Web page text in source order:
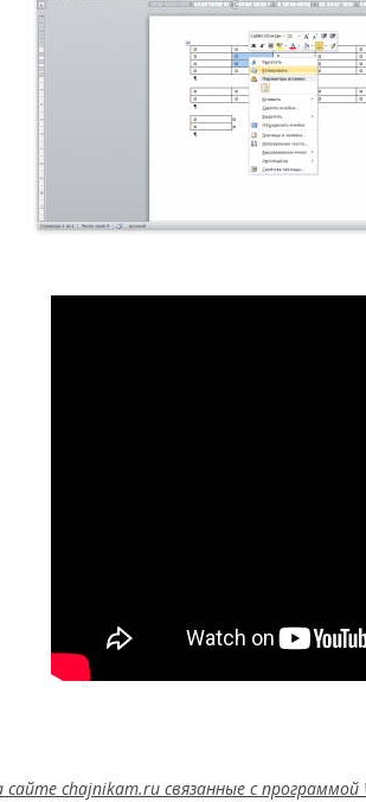
chajnikam.ru связанные с программой